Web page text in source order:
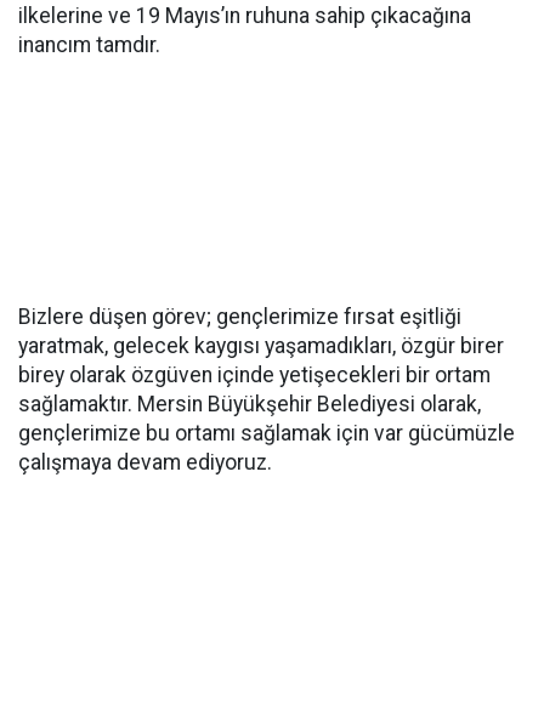
ilkelerine ve 19 Mayıs’ın ruhuna sahip çıkacağına
inancım tamdır.
Bizlere düşen görev; gençlerimize fırsat eşitliği
yaratmak, gelecek kaygısı yaşamadıkları, özgür birer
birey olarak özgüven içinde yetişecekleri bir ortam
sağlamaktır. Mersin Büyükşehir Belediyesi olarak,
gençlerimize bu ortamı sağlamak için var gücümüzle
çalışmaya devam ediyoruz.